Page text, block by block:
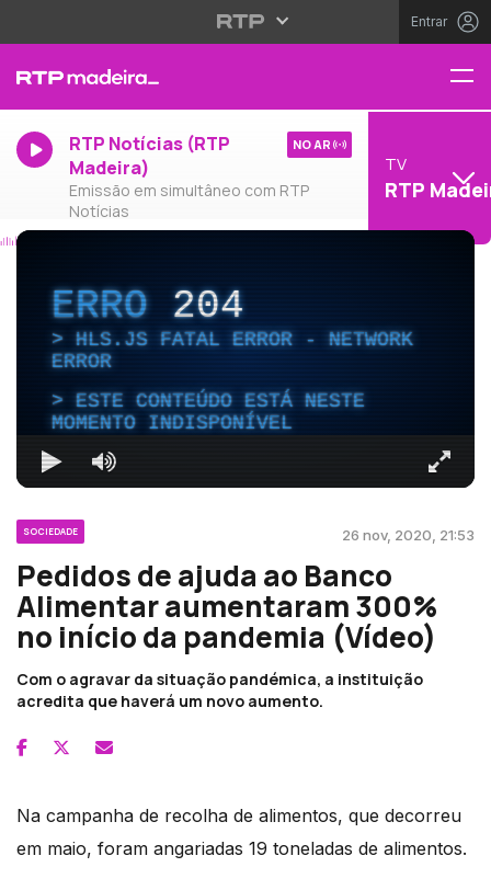
Entrar
RTP Notícias (RTP
Madeira)
Emissão em simultâneo com RTP
Notícias
NO AR
TV
RTP
ERRO204
HLS.JS FATAL ERROR - NETWORK
ERROR
ESTE CONTEÚDO ESTÁ NESTE
MOMENTO INDISPONÍVEL
SOCIEDADE 26 nov, 2020, 21:53
Pedidos de ajuda ao Banco
Alimentar aumentaram 300%
no início da pandemia (Vídeo)
Com o agravar da situação pandémica, a instituição
acredita que haverá um novo aumento.
Na campanha de recolha de alimentos, que decorreu
em maio, foram angariadas 19 toneladas de alimentos.